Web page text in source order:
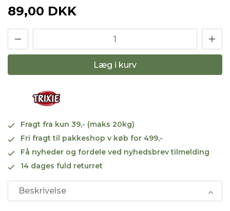
89,00 DKK
Læg i kurv
Fragt fra kun 39,- (maks 20kg)
Fri fragt til pakkeshop v køb for 499,-
Få nyheder og fordele ved nyhedsbrev tilmelding
14 dages fuld returret
Beskrivelse